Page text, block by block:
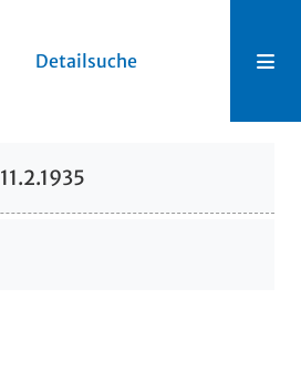
Detailsuche
11.2.1935